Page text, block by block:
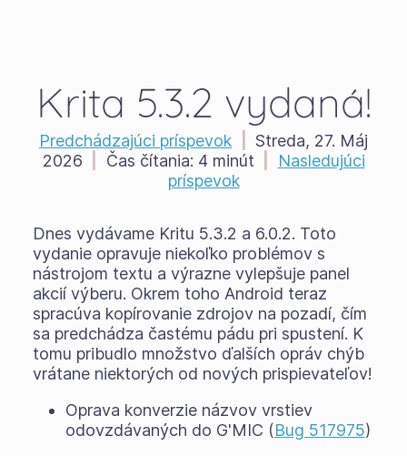
Krita 5.3.2 vydaná!
Predchádzajúci príspevok
Streda, 27. Máj
2026
Čas čítania: 4 minút
Nasledujúci
príspevok
Dnes vydávame Kritu 5.3.2 a 6.0.2. Toto
vydanie opravuje niekoľko problémov s
nástrojom textu a výrazne vylepšuje panel
akcií výberu. Okrem toho Android teraz
spracúva kopírovanie zdrojov na pozadí, čím
sa predchádza častému pádu pri spustení. K
tomu pribudlo množstvo ďalších opráv chýb
vrátane niektorých od nových prispievateľov!
Oprava konverzie názvov vrstiev
odovzdávaných do G'MIC (Bug 517975)